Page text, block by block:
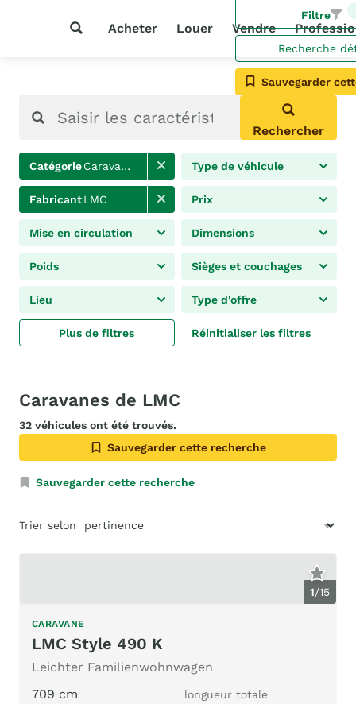
Acheter Louer Vendre
Filtre
Recherche
Sauvegarder
Rechercher
CatégorieCaravanes Type de véhicule
FabricantLMC Prix
Mise en circulation Dimensions
Poids Sièges et couchages
Lieu Type d'offre
Plus de filtres Réinitialiser les filtres
Caravanes de LMC
32 véhicules ont été trouvés.
Sauvegarder cette recherche
Sauvegarder cette recherche
Trier selon
1/15
CARAVANE
LMC Style 490 K
Leichter Familienwohnwagen
709 cm
longueur totale